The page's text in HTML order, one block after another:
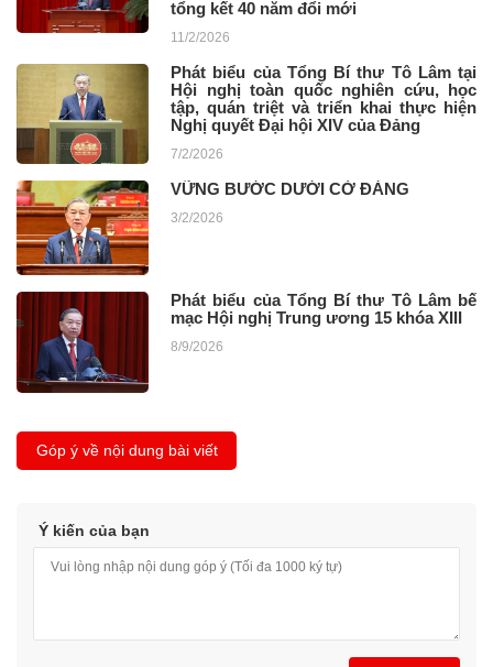
tổng kết 40 năm đổi mới
11/2/2026
Phát biểu của Tổng Bí thư Tô Lâm tại
Hội nghị toàn quốc nghiên cứu, học
tập, quán triệt và triển khai thực hiện
Nghị quyết Đại hội XIV của Đảng
7/2/2026
VỮNG BƯỚC DƯỚI CỜ ĐẢNG
3/2/2026
Phát biểu của Tổng Bí thư Tô Lâm bế
mạc Hội nghị Trung ương 15 khóa XIII
8/9/2026
Góp ý về nội dung bài viết
Ý kiến của bạn